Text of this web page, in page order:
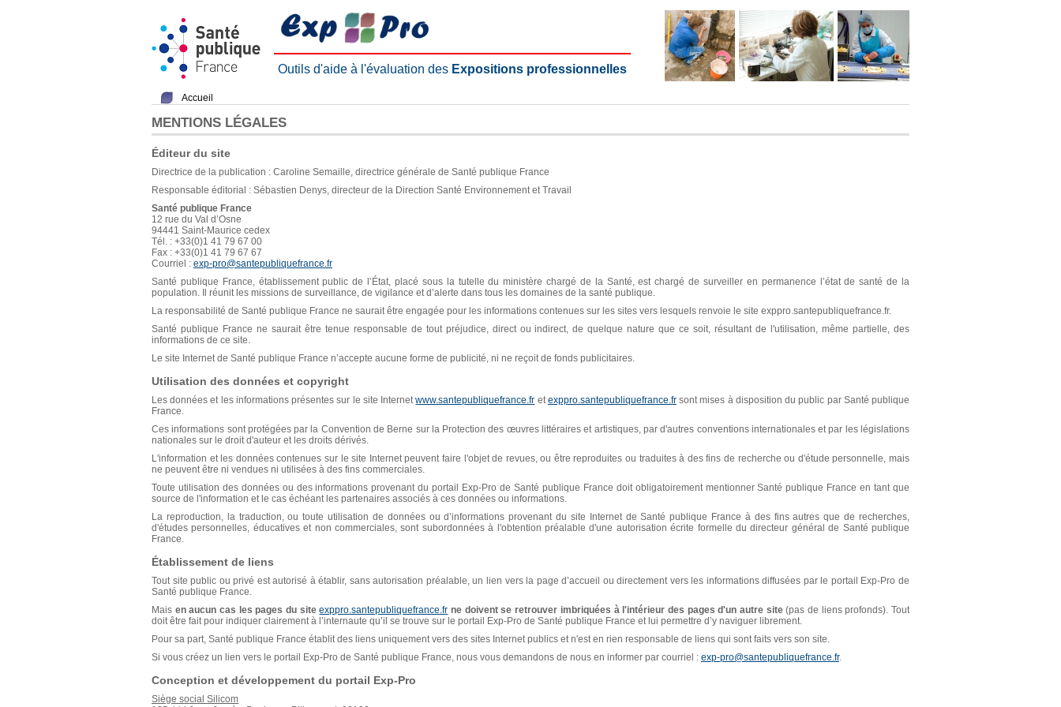
Outils d'aide à l'évaluation des Expositions professionnelles
Accueil
MENTIONS LÉGALES
Éditeur du site
Directrice de la publication : Caroline Semaille, directrice générale de Santé publique France
Responsable éditorial : Sébastien Denys, directeur de la Direction Santé Environnement et Travail
Santé publique France
12 rue du Val d’Osne
94441 Saint-Maurice cedex
Tél. : +33(0)1 41 79 67 00
Fax : +33(0)1 41 79 67 67
Courriel : exp-pro@santepubliquefrance.fr
Santé publique France, établissement public de l’État, placé sous la tutelle du ministère chargé de la Santé, est chargé de surveiller en permanence l’état de santé de la
population. Il réunit les missions de surveillance, de vigilance et d’alerte dans tous les domaines de la santé publique.
La responsabilité de Santé publique France ne saurait être engagée pour les informations contenues sur les sites vers lesquels renvoie le site exppro.santepubliquefrance.fr.
Santé publique France ne saurait être tenue responsable de tout préjudice, direct ou indirect, de quelque nature que ce soit, résultant de l'utilisation, même partielle, des
informations de ce site.
Le site Internet de Santé publique France n’accepte aucune forme de publicité, ni ne reçoit de fonds publicitaires.
Utilisation des données et copyright
Les données et les informations présentes sur le site Internetwww.santepubliquefrance.fr etexppro.santepubliquefrance.frsont mises à disposition du public par Santé publique
France.
Ces informations sont protégées par la Convention de Berne sur la Protection des œuvres littéraires et artistiques, par d'autres conventions internationales et par les législations
nationales sur le droit d'auteur et les droits dérivés.
L'information et les données contenues sur le site Internet peuvent faire l'objet de revues, ou être reproduites ou traduites à des fins de recherche ou d'étude personnelle, mais
ne peuvent être ni vendues ni utilisées à des fins commerciales.
Toute utilisation des données ou des informations provenant du portail Exp-Pro de Santé publique France doit obligatoirement mentionner Santé publique France en tant que
source de l'information et le cas échéant les partenaires associés à ces données ou informations.
La reproduction, la traduction, ou toute utilisation de données ou d’informations provenant du site Internet de Santé publique France à des fins autres que de recherches,
d'études personnelles, éducatives et non commerciales, sont subordonnées à l'obtention préalable d'une autorisation écrite formelle du directeur général de Santé publique
France.
Établissement de liens
Tout site public ou privé est autorisé à établir, sans autorisation préalable, un lien vers la page d’accueil ou directement vers les informations diffusées par le portail Exp-Pro de
Santé publique France.
Mais en aucun cas les pages du siteexppro.santepubliquefrance.fr ne doivent se retrouver imbriquées à l'intérieur des pages d'un autre site(pas de liens profonds). Tout
doit être fait pour indiquer clairement à l’internaute qu’il se trouve sur le portail Exp-Pro de Santé publique France et lui permettre d’y naviguer librement.
Pour sa part, Santé publique France établit des liens uniquement vers des sites Internet publics et n'est en rien responsable de liens qui sont faits vers son site.
Si vous créez un lien vers le portail Exp-Pro de Santé publique France, nous vous demandons de nous en informer par courriel : exp-pro@santepubliquefrance.fr.
Conception et développement du portail Exp-Pro
Siège social Silicom